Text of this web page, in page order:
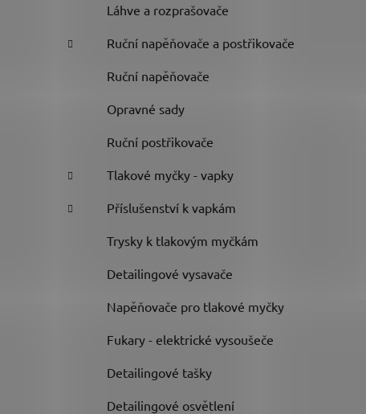
Láhve a rozprašovače
Ruční napěňovače a postřikovače
Ruční napěňovače
Opravné sady
Ruční postřikovače
Tlakové myčky - vapky
Příslušenství k vapkám
Trysky k tlakovým myčkám
Detailingové vysavače
Napěňovače pro tlakové myčky
Fukary - elektrické vysoušeče
Detailingové tašky
Detailingové osvětlení